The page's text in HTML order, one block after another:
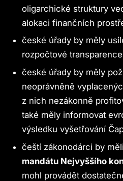
oligarchické struktury
alokaci finančních
české úřady by měly
rozpočtové
české úřady by měly
neoprávněně
z nich nezákonně
také měly informovat
výsledku vyšetřování
čeští zákonodárci by
mandátu Nejvyššího
mohl provádět